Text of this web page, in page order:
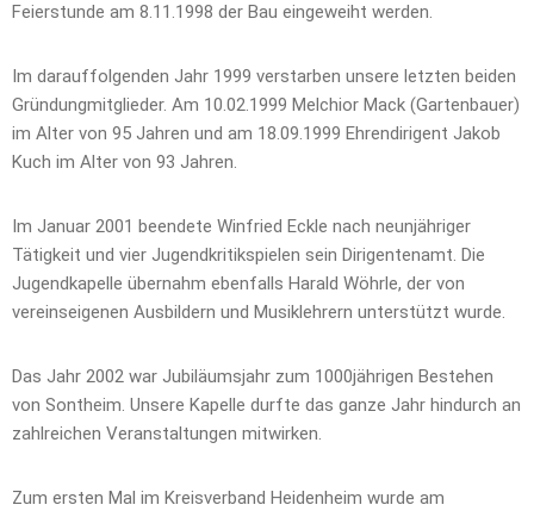
Feierstunde am 8.11.1998 der Bau eingeweiht werden.
Im darauffolgenden Jahr 1999 verstarben unsere letzten beiden
Gründungmitglieder. Am 10.02.1999 Melchior Mack (Gartenbauer)
im Alter von 95 Jahren und am 18.09.1999 Ehrendirigent Jakob
Kuch im Alter von 93 Jahren.
Im Januar 2001 beendete Winfried Eckle nach neunjähriger
Tätigkeit und vier Jugendkritikspielen sein Dirigentenamt. Die
Jugendkapelle übernahm ebenfalls Harald Wöhrle, der von
vereinseigenen Ausbildern und Musiklehrern unterstützt wurde.
Das Jahr 2002 war Jubiläumsjahr zum 1000jährigen Bestehen
von Sontheim. Unsere Kapelle durfte das ganze Jahr hindurch an
zahlreichen Veranstaltungen mitwirken.
Zum ersten Mal im Kreisverband Heidenheim wurde am